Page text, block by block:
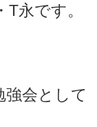
永です。
強会として